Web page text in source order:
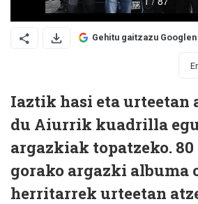
Gehitu gaitzazu Googlen
Iaztik hasi eta urteetan
du Aiurrik kuadrilla
argazkiak topatzeko.
gorako argazki albuma
herritarrek urteetan